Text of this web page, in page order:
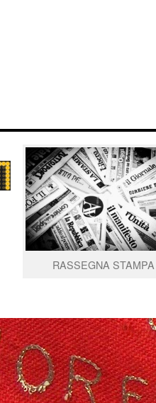
RASSEGNA STAMPA